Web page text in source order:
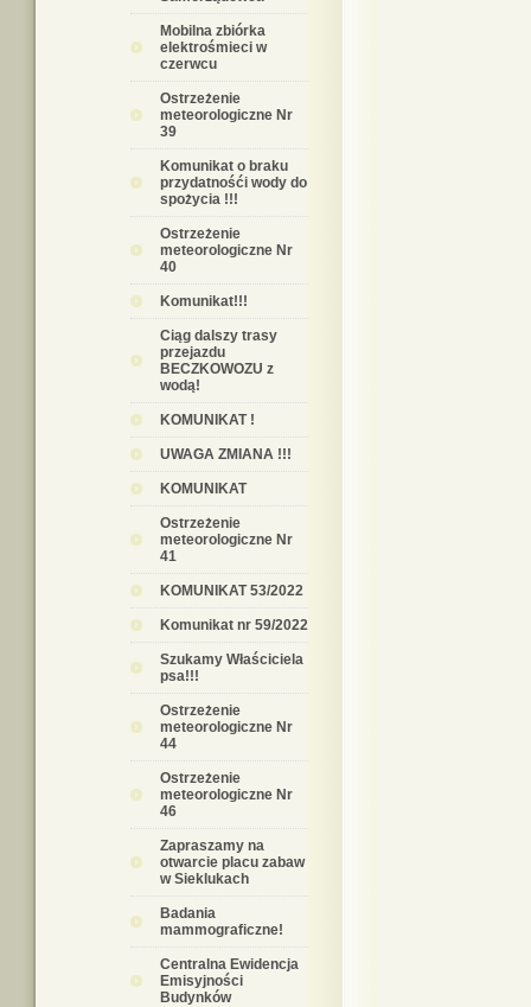
Mobilna zbiórka
elektrośmieci w
czerwcu
Ostrzeżenie
meteorologiczne Nr
39
Komunikat o braku
przydatnośći wody do
spożycia !!!
Ostrzeżenie
meteorologiczne Nr
40
Komunikat!!!
Ciąg dalszy trasy
przejazdu
BECZKOWOZU z
wodą!
KOMUNIKAT !
UWAGA ZMIANA !!!
KOMUNIKAT
Ostrzeżenie
meteorologiczne Nr
41
KOMUNIKAT 53/2022
Komunikat nr 59/2022
Szukamy Właściciela
psa!!!
Ostrzeżenie
meteorologiczne Nr
44
Ostrzeżenie
meteorologiczne Nr
46
Zapraszamy na
otwarcie placu zabaw
w Sieklukach
Badania
mammograficzne!
Centralna Ewidencja
Emisyjności
Budynków